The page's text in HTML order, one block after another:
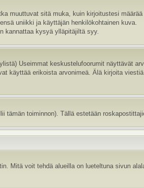
muuttuvat sitä muka, kuin kirjoitustesi
uniikki ja käyttäjän henkilökohtainen kuva.
kannattaa kysyä ylläpitäjiltä syy.
Useimmat keskustelufoorumit näyttävät
käyttää erikoista arvonimeä. Älä kirjoita
tämän toiminnon). Tällä estetään
Mitä voit tehdä alueilla on lueteltuna sivun